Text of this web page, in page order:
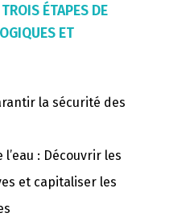
ÉTAPES DE
ET
la sécurité des
l’eau : Découvrir les
et capitaliser les